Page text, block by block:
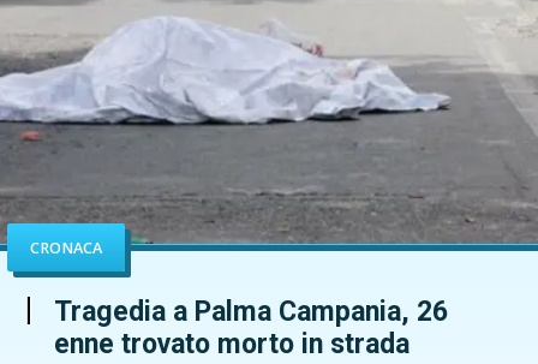
CRONACA
Tragedia a Palma Campania, 26
enne trovato morto in strada